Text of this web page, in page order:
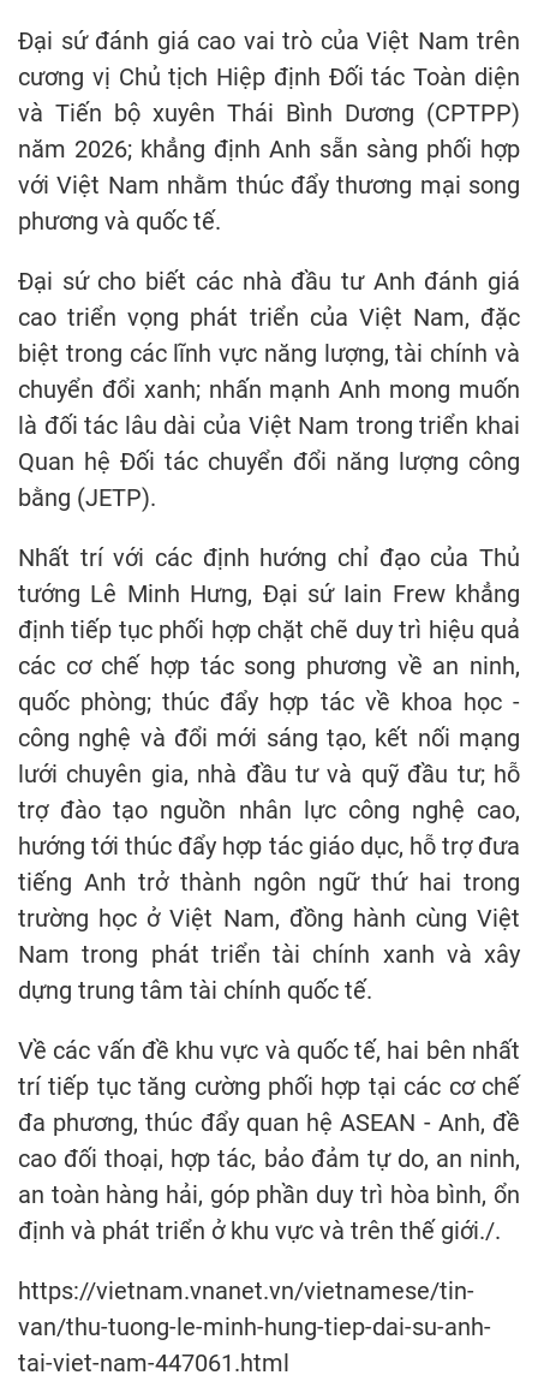
Đại sứ đánh giá cao vai trò của Việt Nam trên
cương vị Chủ tịch Hiệp định Đối tác Toàn diện
và Tiến bộ xuyên Thái Bình Dương (CPTPP)
năm 2026; khẳng định Anh sẵn sàng phối hợp
với Việt Nam nhằm thúc đẩy thương mại song
phương và quốc tế.
Đại sứ cho biết các nhà đầu tư Anh đánh giá
cao triển vọng phát triển của Việt Nam, đặc
biệt trong các lĩnh vực năng lượng, tài chính và
chuyển đổi xanh; nhấn mạnh Anh mong muốn
là đối tác lâu dài của Việt Nam trong triển khai
Quan hệ Đối tác chuyển đổi năng lượng công
bằng (JETP).
Nhất trí với các định hướng chỉ đạo của Thủ
tướng Lê Minh Hưng, Đại sứ Iain Frew khẳng
định tiếp tục phối hợp chặt chẽ duy trì hiệu quả
các cơ chế hợp tác song phương về an ninh,
quốc phòng; thúc đẩy hợp tác về khoa học -
công nghệ và đổi mới sáng tạo, kết nối mạng
lưới chuyên gia, nhà đầu tư và quỹ đầu tư; hỗ
trợ đào tạo nguồn nhân lực công nghệ cao,
hướng tới thúc đẩy hợp tác giáo dục, hỗ trợ đưa
tiếng Anh trở thành ngôn ngữ thứ hai trong
trường học ở Việt Nam, đồng hành cùng Việt
Nam trong phát triển tài chính xanh và xây
dựng trung tâm tài chính quốc tế.
Về các vấn đề khu vực và quốc tế, hai bên nhất
trí tiếp tục tăng cường phối hợp tại các cơ chế
đa phương, thúc đẩy quan hệ ASEAN - Anh, đề
cao đối thoại, hợp tác, bảo đảm tự do, an ninh,
an toàn hàng hải, góp phần duy trì hòa bình, ổn
định và phát triển ở khu vực và trên thế giới./.
https://vietnam.vnanet.vn/vietnamese/tin-
van/thu-tuong-le-minh-hung-tiep-dai-su-anh-
tai-viet-nam-447061.html